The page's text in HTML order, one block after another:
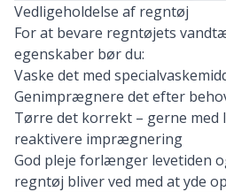
Vedligeholdelse af regntøj
Forat bevare regntøjets
egenskaber børdu:
Vaske det med
Genimprægnere detefter
Tørre det korrekt – gerne med
reaktivere imprægnering
God pleje forlænger levetiden
regntøj bliverved med atyde